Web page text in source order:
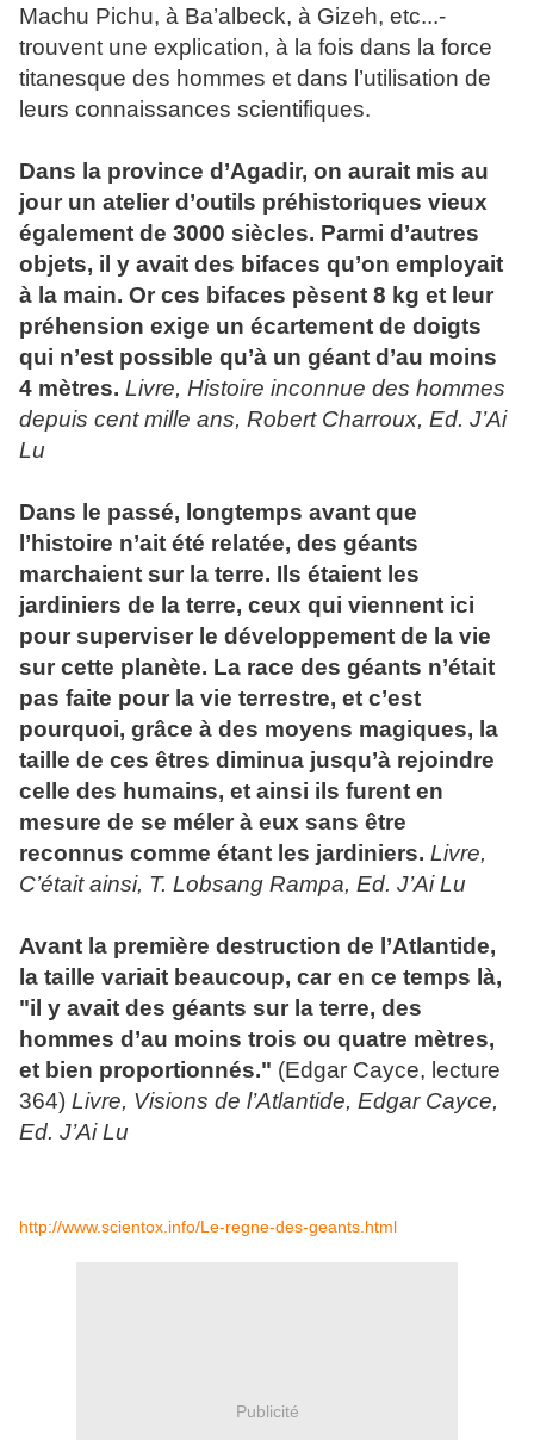
Machu Pichu, à Ba’albeck, à Gizeh, etc...-
trouvent une explication, à la fois dans la force
titanesque des hommes et dans l’utilisation de
leurs connaissances scientifiques.
Dans la province d’Agadir, on aurait mis au
jour un atelier d’outils préhistoriques vieux
également de 3000 siècles. Parmi d’autres
objets, il y avait des bifaces qu’on employait
à la main. Or ces bifaces pèsent 8 kg et leur
préhension exige un écartement de doigts
qui n’est possible qu’à un géant d’au moins
4 mètres. Livre, Histoire inconnue des hommes
depuis cent mille ans, Robert Charroux, Ed. J’Ai
Lu
Dans le passé, longtemps avant que
l’histoire n’ait été relatée, des géants
marchaient sur la terre. Ils étaient les
jardiniers de la terre, ceux qui viennent ici
pour superviser le développement de la vie
sur cette planète. La race des géants n’était
pas faite pour la vie terrestre, et c’est
pourquoi, grâce à des moyens magiques, la
taille de ces êtres diminua jusqu’à rejoindre
celle des humains, et ainsi ils furent en
mesure de se méler à eux sans être
reconnus comme étant les jardiniers. Livre,
C’était ainsi, T. Lobsang Rampa, Ed. J’Ai Lu
Avant la première destruction de l’Atlantide,
la taille variait beaucoup, car en ce temps là,
"il y avait des géants sur la terre, des
hommes d’au moins trois ou quatre mètres,
et bien proportionnés." (Edgar Cayce, lecture
364) Livre, Visions de l’Atlantide, Edgar Cayce,
Ed. J’Ai Lu
http://www.scientox.info/Le-regne-des-geants.html
Publicité